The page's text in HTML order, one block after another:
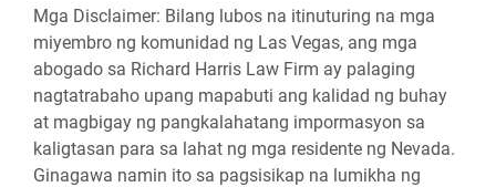
Mga Disclaimer: Bilang lubos na itinuturing na mga
miyembro ng komunidad ng Las Vegas, ang mga
abogado sa Richard Harris Law Firm ay palaging
nagtatrabaho upang mapabuti ang kalidad ng buhay
at magbigay ng pangkalahatang impormasyon sa
kaligtasan para sa lahat ng mga residente ng Nevada.
Ginagawa namin ito sa pagsisikap na lumikha ng